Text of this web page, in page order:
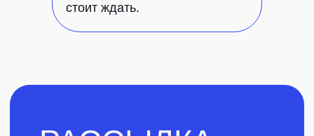
стоит ждать.